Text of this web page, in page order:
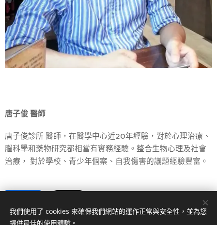
唐子俊 醫師
唐子俊診所 醫師，在醫學中心近20年經驗，對於心理治療、
腦科學和藥物研究都相當有實務經驗。整合生物心理及社會
治療， 對於學校、青少年個案、自我傷害的議題經驗豐富。
我們使用了 cookies 來確保我們網站的運作正常與安全性，並為您
提供最佳的使用體驗。